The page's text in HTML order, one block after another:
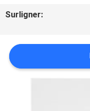
NOUVELLES
LES
AFFAIRES
Surligner: